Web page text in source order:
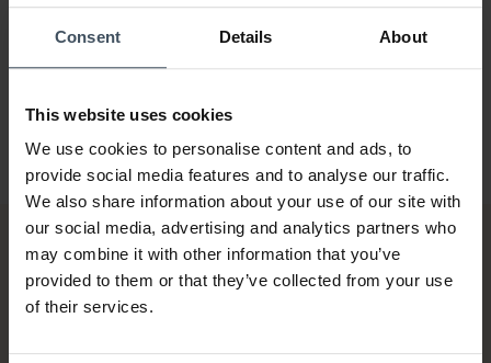
Consent Details About
This website uses cookies
We use cookies to personalise content and ads, to
provide social media features and to analyse our traffic.
We also share information about your use of our site with
our social media, advertising and analytics partners who
may combine it with other information that you’ve
provided to them or that they’ve collected from your use
of their services.
Garanzia